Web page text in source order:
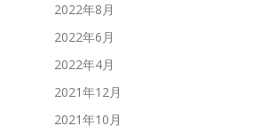
2022年8月
2022年6月
2022年4月
2021年12月
2021年10月